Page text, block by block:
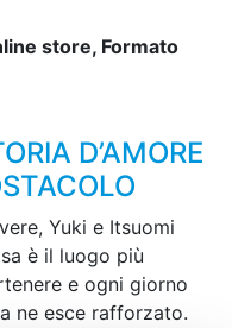
store, Formato
D’AMORE
Yuki e Itsuomi
è il luogo più
e ogni giorno
ne esce rafforzato.